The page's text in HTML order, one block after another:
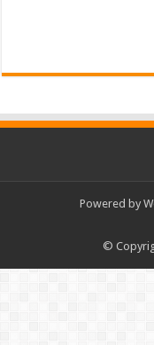
Powered by
©